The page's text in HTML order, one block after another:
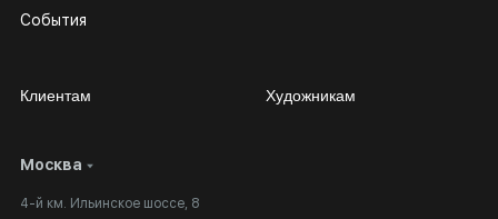
Москва
4-й км. Ильинское шоссе, 8
События
Клиентам
Личный кабинет
Вопросы и ответы
Художникам
Сотрудничество
Выставка в галерее